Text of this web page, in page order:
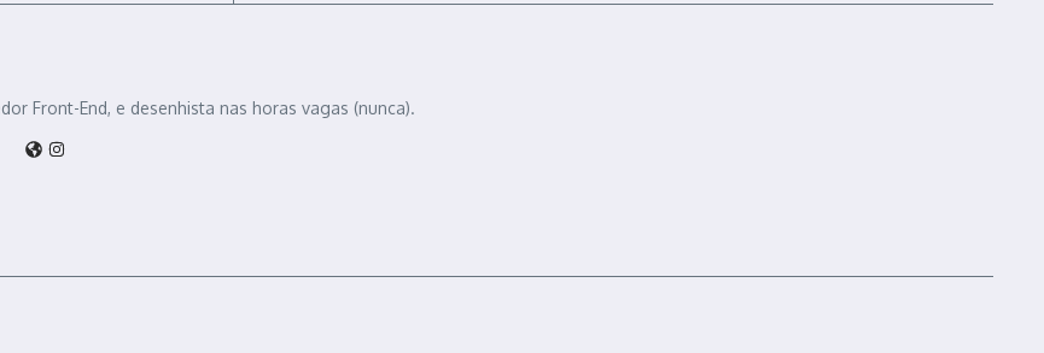
Front-End, e desenhista nas horas vagas (nunca).